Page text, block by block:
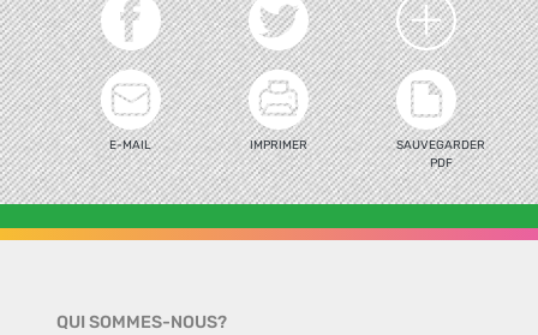
E-MAIL IMPRIMER
SAUVEGARDER
PDF
QUI SOMMES-NOUS?